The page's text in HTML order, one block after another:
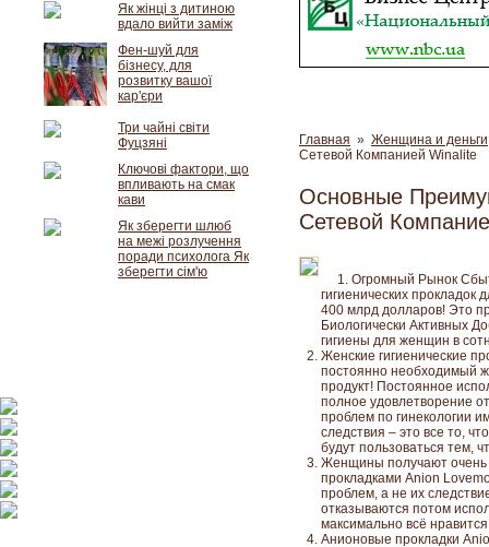
Главная » Женщина и деньги
Сетевой Компанией Winalite
Основные
Сетевой
Огромный Рынок
гигиенических
400 млрд долларов! Это
Биологически Активных
гигиены для женщин в
Женские гигиенические
постоянно необходимый
продукт! Постоянное
полное удовлетворение
проблем по гинекологии
следствия – это все то,
будут пользоваться тем,
Женщины получают очень
прокладками Anion
проблем, а не их
отказываются потом
максимально всё
Анионовые прокладки
Як жінці з дитиною
вдало вийти заміж
Фен-шуй для
бізнесу, для
розвитку вашої
кар'єри
Три чайні світи
Фуцзяні
Ключові фактори, що
впливають на смак
кави
Як зберегти шлюб
на межі розлучення
поради психолога Як
зберегти сім'ю